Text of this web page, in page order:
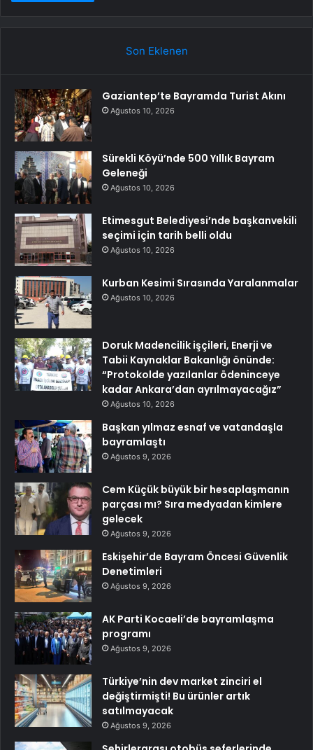
Son Eklenen
Gaziantep’te Bayramda Turist Akını
Ağustos 10, 2026
Sürekli Köyü’nde 500 Yıllık Bayram
Geleneği
Ağustos 10, 2026
Etimesgut Belediyesi’nde başkanvekili
seçimi için tarih belli oldu
Ağustos 10, 2026
Kurban Kesimi Sırasında Yaralanmalar
Ağustos 10, 2026
Doruk Madencilik işçileri, Enerji ve
Tabii Kaynaklar Bakanlığı önünde:
“Protokolde yazılanlar ödeninceye
kadar Ankara’dan ayrılmayacağız”
Ağustos 10, 2026
Başkan yılmaz esnaf ve vatandaşla
bayramlaştı
Ağustos 9, 2026
Cem Küçük büyük bir hesaplaşmanın
parçası mı? Sıra medyadan kimlere
gelecek
Ağustos 9, 2026
Eskişehir’de Bayram Öncesi Güvenlik
Denetimleri
Ağustos 9, 2026
AK Parti Kocaeli’de bayramlaşma
programı
Ağustos 9, 2026
Türkiye’nin dev market zinciri el
değiştirmişti! Bu ürünler artık
satılmayacak
Ağustos 9, 2026